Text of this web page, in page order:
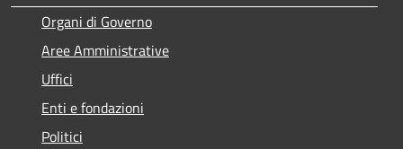
Organi di Governo
Aree Amministrative
Uffici
Enti e fondazioni
Politici